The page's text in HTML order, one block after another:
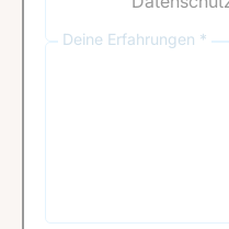
Deine Erfahrungen *